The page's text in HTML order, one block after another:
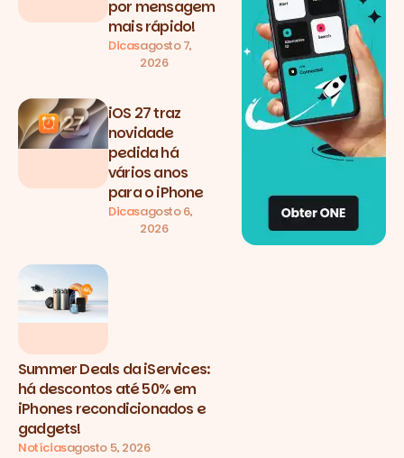
por mensagem
mais rápido!
Dicasagosto 7,
2026
iOS 27 traz
novidade
pedida há
vários anos
para o iPhone
Dicasagosto 6,
2026
Summer Deals da iServices:
há descontos até 50% em
iPhones recondicionados e
gadgets!
Notíciasagosto 5, 2026